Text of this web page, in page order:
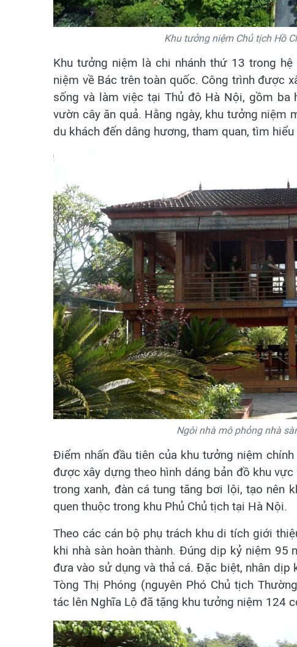
Khu tưởng niệm Chủ tịch Hồ
Khu tưởng niệm là chi nhánh thứ 13 trong
niệm về Bác trên toàn quốc. Công trình được
sống và làm việc tại Thủ đô Hà Nội, gồm ba
vườn cây ăn quả. Hằng ngày, khu tưởng niệm
du khách đến dâng hương, tham quan, tìm hiểu
Ngôi nhà mô phỏng nhà
Điểm nhấn đầu tiên của khu tưởng niệm
được xây dựng theo hình dáng bản đồ khu
trong xanh, đàn cá tung tăng bơi lội, tạo nên
quen thuộc trong khu Phủ Chủ tịch tại Hà Nội.
Theo các cán bộ phụ trách khu di tích giới
khi nhà sàn hoàn thành. Đúng dịp kỷ niệm 95
đưa vào sử dụng và thả cá. Đặc biệt, nhân
Tòng Thị Phóng (nguyên Phó Chủ tịch
tác lên Nghĩa Lộ đã tặng khu tưởng niệm 124